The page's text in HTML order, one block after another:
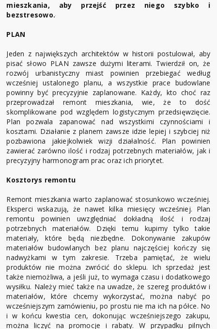
mieszkania, aby przejść przez niego szybko i
bezstresowo.
PLAN
Jeden z największych architektów w historii postulował, aby
pisać słowo PLAN zawsze dużymi literami. Twierdził on, że
rozwój urbanistyczny miast powinien przebiegać według
wcześniej ustalonego planu, a wszystkie prace budowlane
powinny być precyzyjnie zaplanowane. Każdy, kto choć raz
przeprowadzał remont mieszkania, wie, że to dość
skomplikowane pod względem logistycznym przedsięwzięcie.
Plan pozwala zapanować nad wszystkimi czynnościami i
kosztami. Działanie z planem zawsze idzie lepiej i szybciej niż
pozbawiona jakiejkolwiek wizji działalność. Plan powinien
zawierać zarówno ilość i rodzaj potrzebnych materiałów, jak i
precyzyjny harmonogram prac oraz ich priorytet.
Kosztorys remontu
Remont mieszkania warto zaplanować stosunkowo wcześniej.
Eksperci wskazują, że nawet kilka miesięcy wcześniej. Plan
remontu powinien uwzględniać dokładną ilość i rodzaj
potrzebnych materiałów. Dzięki temu kupimy tylko takie
materiały, które będą niezbędne. Dokonywanie zakupów
materiałów budowlanych bez planu najczęściej kończy się
nadwyżkami w tym zakresie. Trzeba pamiętać, że wielu
produktów nie można zwrócić do sklepu. Ich sprzedaż jest
także niemożliwa, a jeśli już, to wymaga czasu i dodatkowego
wysiłku. Należy mieć także na uwadze, że szereg produktów i
materiałów, które chcemy wykorzystać, można nabyć po
wcześniejszym zamówieniu, po prostu nie ma ich na półce. No
i w końcu kwestia cen, dokonując wcześniejszego zakupu,
można liczyć na promocje i rabaty. W przypadku pilnych